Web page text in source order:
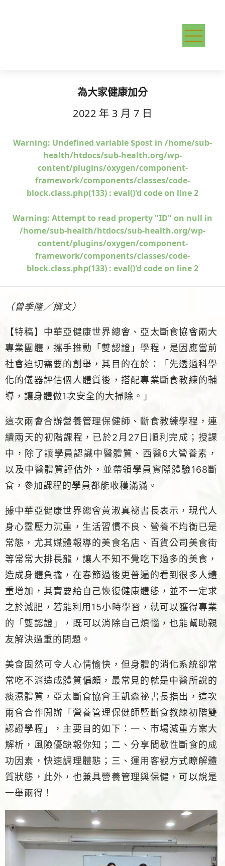
為大家健康加分
2022 年 3 月 7 日
Warning: Undefined variable $post in /home/sub-
health/htdocs/sub-health.org/wp-
content/plugins/oxygen/component-
framework/components/classes/code-
block.class.php(133) : eval()'d codeon line2
Warning: Attempt to read property "ID" on null in
/home/sub-health/htdocs/sub-health.org/wp-
content/plugins/oxygen/component-
framework/components/classes/code-
block.class.php(133) : eval()'d codeon line2
（曾季隆／撰文）
【特稿】中華亞健康世界總會、亞太斷食協會兩大
專業團體，攜手推動「雙認證」學程，是因應當前
社會迫切需要的創舉，其目的在於：「先透過科學
化的儀器評估個人體質後，搭配專業斷食教練的輔
導，讓身體做1次安全的大掃除。」
這次兩會合辦營養管理保健師、斷食教練學程，連
續兩天的初階課程，已於2月27日順利完成；授課
中，除了讓學員認識中醫體質、西醫6大營養素，
以及中醫體質評估外，並帶領學員實際體驗168斷
食，參加課程的學員都能收穫滿滿。
據中華亞健康世界總會黃淑真祕書長表示，現代人
身心靈壓力沉重，生活習慣不良、營養不均衡已是
常態，尤其媒體報導的美食名店、百貨公司美食街
等常常大排長龍，讓人不知不覺吃下過多的美食，
造成身體負擔，在春節過後更普遍的看到很多人體
重增加，其實要給自己恢復健康體態，並不一定求
之於減肥，若能利用15小時學習，就可以獲得專業
的「雙認證」，既可以消除自己煩惱，也能幫助親
友解決過重的問題。
美食固然可令人心情愉快，但身體的消化系統卻常
常吃不消造成體質偏頗，最常見的就是中醫所說的
痰濕體質，亞太斷食協會王凱森祕書長指出，這次
兩會合作開辦「營養管理保健師暨斷食教練初階雙
認證學程」，主要目的如下：一、市場減重方案大
解析，風險優缺報你知；二、分享間歇性斷食的成
功因素，快速調理體態；三、運用客觀方式瞭解體
質狀態，此外，也兼具營養管理與保健，可以說是
一舉兩得！